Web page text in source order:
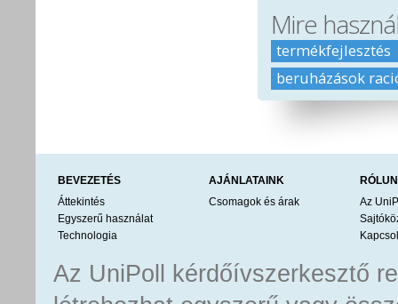
Mire
termékfejlesztés
beruházások
BEVEZETÉS
Áttekintés
Egyszerű használat
Technologia
AJÁNLATAINK
Csomagok és árak
Az
Az UniPoll kérdőívszerkesztő